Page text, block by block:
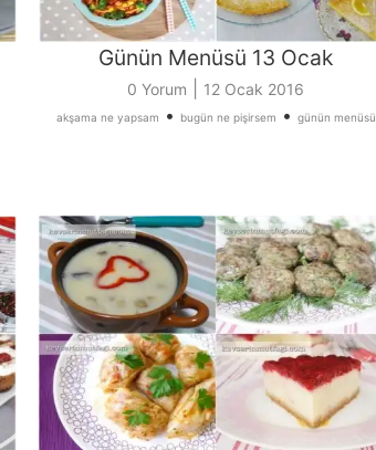
Günün Menüsü 13 Ocak
0 Yorum 12 Ocak 2016
akşama ne yapsam • bugün ne pişirsem • günün menüsü